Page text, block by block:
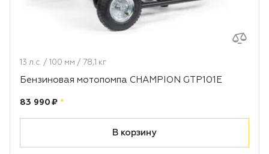
13 л.с. / 100 мм / 78,1 кг
Бензиновая мотопомпа CHAMPION GTP101E
Цена:
83 990 ₽ рублей
*
В корзину